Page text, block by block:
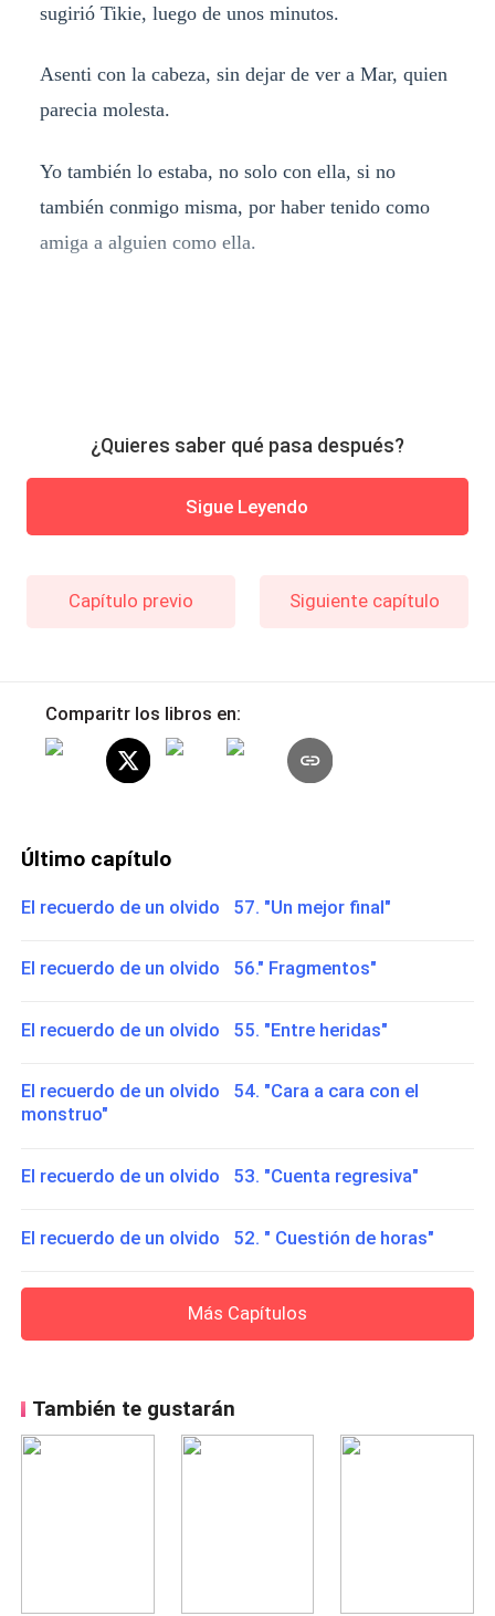
sugirió Tikie, luego de unos minutos.
Asenti con la cabeza, sin dejar de ver a Mar, quien
parecia molesta.
Yo también lo estaba, no solo con ella, si no
también conmigo misma, por haber tenido como
amiga a alguien como ella.
¿Quieres saber qué pasa después?
Sigue Leyendo
Capítulo previo Siguiente capítulo
Comparitr los libros en:
Último capítulo
El recuerdo de un olvido 57. "Un mejor final"
El recuerdo de un olvido 56." Fragmentos"
El recuerdo de un olvido 55. "Entre heridas"
El recuerdo de un olvido 54. "Cara a cara con el
monstruo"
El recuerdo de un olvido 53. "Cuenta regresiva"
El recuerdo de un olvido 52. " Cuestión de horas"
Más Capítulos
También te gustarán